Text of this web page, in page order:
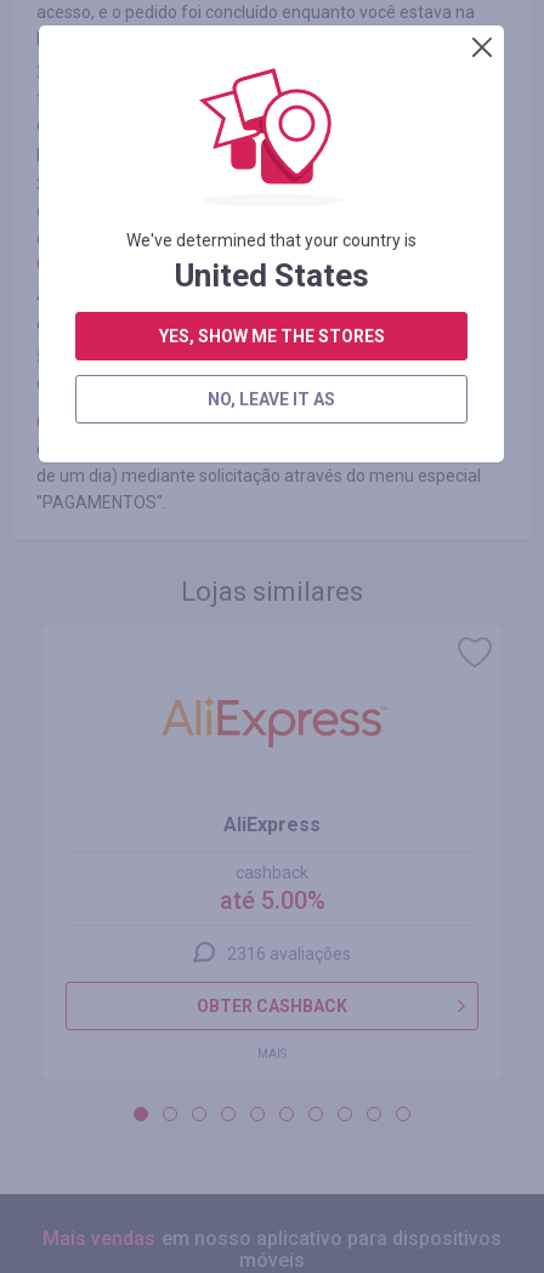
acesso, e o pedido foi concluído enquanto você estava na
2. Ao acessar a loja, você não utilizou banners em outras
fontes ou seu acesso ao site não foi devido a listas de
discussão de terceiros e você também não utilizou códigos
promocionais de terceiros.
3. O item que você escolheu participa do cashback (em
determinadas lojas os produtos podem ser divididos por
categorias; veja a aba "INFORMAÇÕES/TERMOS E
CONDIÇÕES")
4. Após o pagamento, você não rejeitou o produto que
comprou por qualquer motivo.
5. Você não desativa anúncios ou usa aplicativos de bloqueio
de anúncios, como AdBlock ou produtos similares.
Garantimos que você receberá um pagamento pelo método
que você preferir dentro de 3 dias úteis (geralmente dentro
de um dia) mediante solicitação através do menu especial
"PAGAMENTOS".
Lojas similares
AliExpress
cashback
até 5.00%
2316 avaliações
OBTER CASHBACK
MAIS
Mais vendas em nosso aplicativo para dispositivos
móveis
We've determined that your country is
United States
YES, SHOW ME THE STORES
NO, LEAVE IT AS